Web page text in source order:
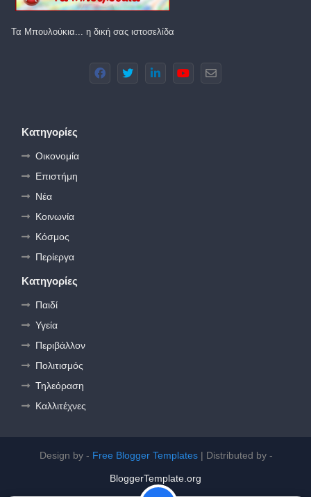
Τα Μπουλούκια... η δική σας ιστοσελίδα
Κατηγορίες
Οικονομία
Επιστήμη
Νέα
Κοινωνία
Κόσμος
Περίεργα
Κατηγορίες
Παιδί
Υγεία
Περιβάλλον
Πολιτισμός
Τηλεόραση
Καλλιτέχνες
Design by - Free Blogger Templates| Distributed by -
BloggerTemplate.org